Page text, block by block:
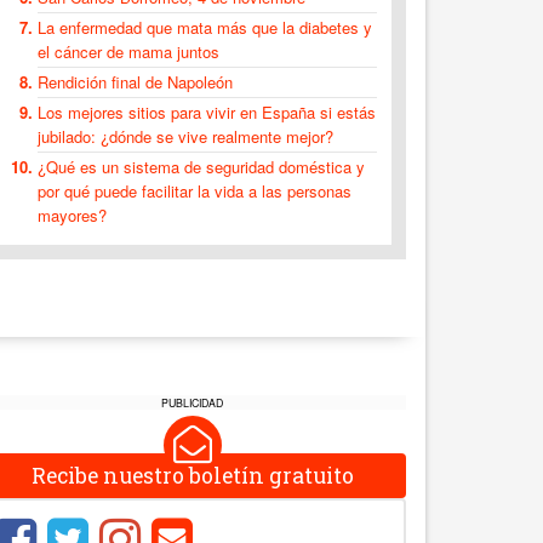
La enfermedad que mata más que la diabetes y
el cáncer de mama juntos
Rendición final de Napoleón
Los mejores sitios para vivir en España si estás
jubilado: ¿dónde se vive realmente mejor?
¿Qué es un sistema de seguridad doméstica y
por qué puede facilitar la vida a las personas
mayores?
PUBLICIDAD
Recibe nuestro boletín gratuito